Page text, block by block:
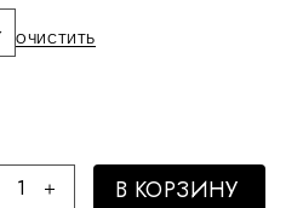
ОЧИСТИТЬ
В КОРЗИНУ